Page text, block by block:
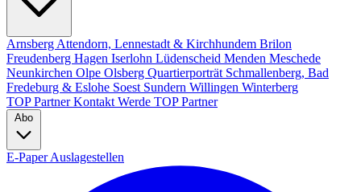
Arnsberg Attendorn, Lennestadt & Kirchhundem Brilon
Freudenberg Hagen Iserlohn Lüdenscheid Menden Meschede
Neunkirchen Olpe Olsberg Quartierporträt Schmallenberg, Bad
Fredeburg & Eslohe Soest Sundern Willingen Winterberg
TOP PartnerKontakt Werde TOP Partner
Abo
E-PaperAuslagestellen